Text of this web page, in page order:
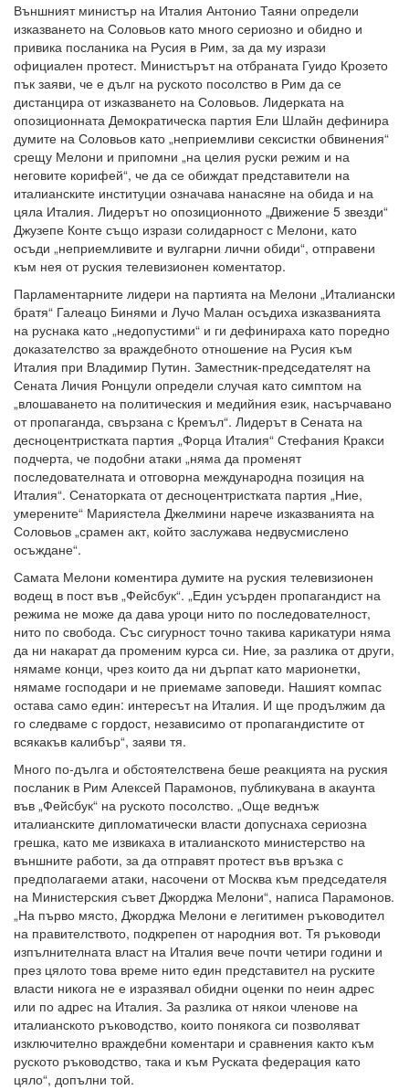
Външният министър на Италия Антонио Таяни определи
изказването на Соловьов като много сериозно и обидно и
привика посланика на Русия в Рим, за да му изрази
официален протест. Министърът на отбраната Гуидо Крозето
пък заяви, че е дълг на руското посолство в Рим да се
дистанцира от изказването на Соловьов. Лидерката на
опозиционната Демократическа партия Ели Шлайн дефинира
думите на Соловьов като „неприемливи сексистки обвинения“
срещу Мелони и припомни „на целия руски режим и на
неговите корифей“, че да се обиждат представители на
италианските институции означава нанасяне на обида и на
цяла Италия. Лидерът но опозиционното „Движение 5 звезди“
Джузепе Конте също изрази солидарност с Мелони, като
осъди „неприемливите и вулгарни лични обиди“, отправени
към нея от руския телевизионен коментатор.
Парламентарните лидери на партията на Мелони „Италиански
братя“ Галеацо Бинями и Лучо Малан осъдиха изказванията
на руснака като „недопустими“ и ги дефинираха като поредно
доказателство за враждебното отношение на Русия към
Италия при Владимир Путин. Заместник-председателят на
Сената Личия Ронцули определи случая като симптом на
„влошаването на политическия и медийния език, насърчавано
от пропаганда, свързана с Кремъл“. Лидерът в Сената на
десноцентристката партия „Форца Италия“ Стефания Кракси
подчерта, че подобни атаки „няма да променят
последователната и отговорна международна позиция на
Италия“. Сенаторката от десноцентристката партия „Ние,
умерените“ Мариястела Джелмини нарече изказванията на
Соловьов „срамен акт, който заслужава недвусмислено
осъждане“.
Самата Мелони коментира думите на руския телевизионен
водещ в пост във „Фейсбук“. „Един усърден пропагандист на
режима не може да дава уроци нито по последователност,
нито по свобода. Със сигурност точно такива карикатури няма
да ни накарат да променим курса си. Ние, за разлика от други,
нямаме конци, чрез които да ни дърпат като марионетки,
нямаме господари и не приемаме заповеди. Нашият компас
остава само един: интересът на Италия. И ще продължим да
го следваме с гордост, независимо от пропагандистите от
всякакъв калибър“, заяви тя.
Много по-дълга и обстоятелствена беше реакцията на руския
посланик в Рим Алексей Парамонов, публикувана в акаунта
във „Фейсбук“ на руското посолство. „Още веднъж
италианските дипломатически власти допуснаха сериозна
грешка, като ме извикаха в италианското министерство на
външните работи, за да отправят протест във връзка с
предполагаеми атаки, насочени от Москва към председателя
на Министерския съвет Джорджа Мелони“, написа Парамонов.
„На първо място, Джорджа Мелони е легитимен ръководител
на правителството, подкрепен от народния вот. Тя ръководи
изпълнителната власт на Италия вече почти четири години и
през цялото това време нито един представител на руските
власти никога не е изразявал обидни оценки по неин адрес
или по адрес на Италия. За разлика от някои членове на
италианското ръководство, които понякога си позволяват
изключително враждебни коментари и сравнения както към
руското ръководство, така и към Руската федерация като
цяло“, допълни той.